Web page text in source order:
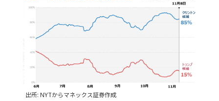
出所: NYTからマネックス証券作成